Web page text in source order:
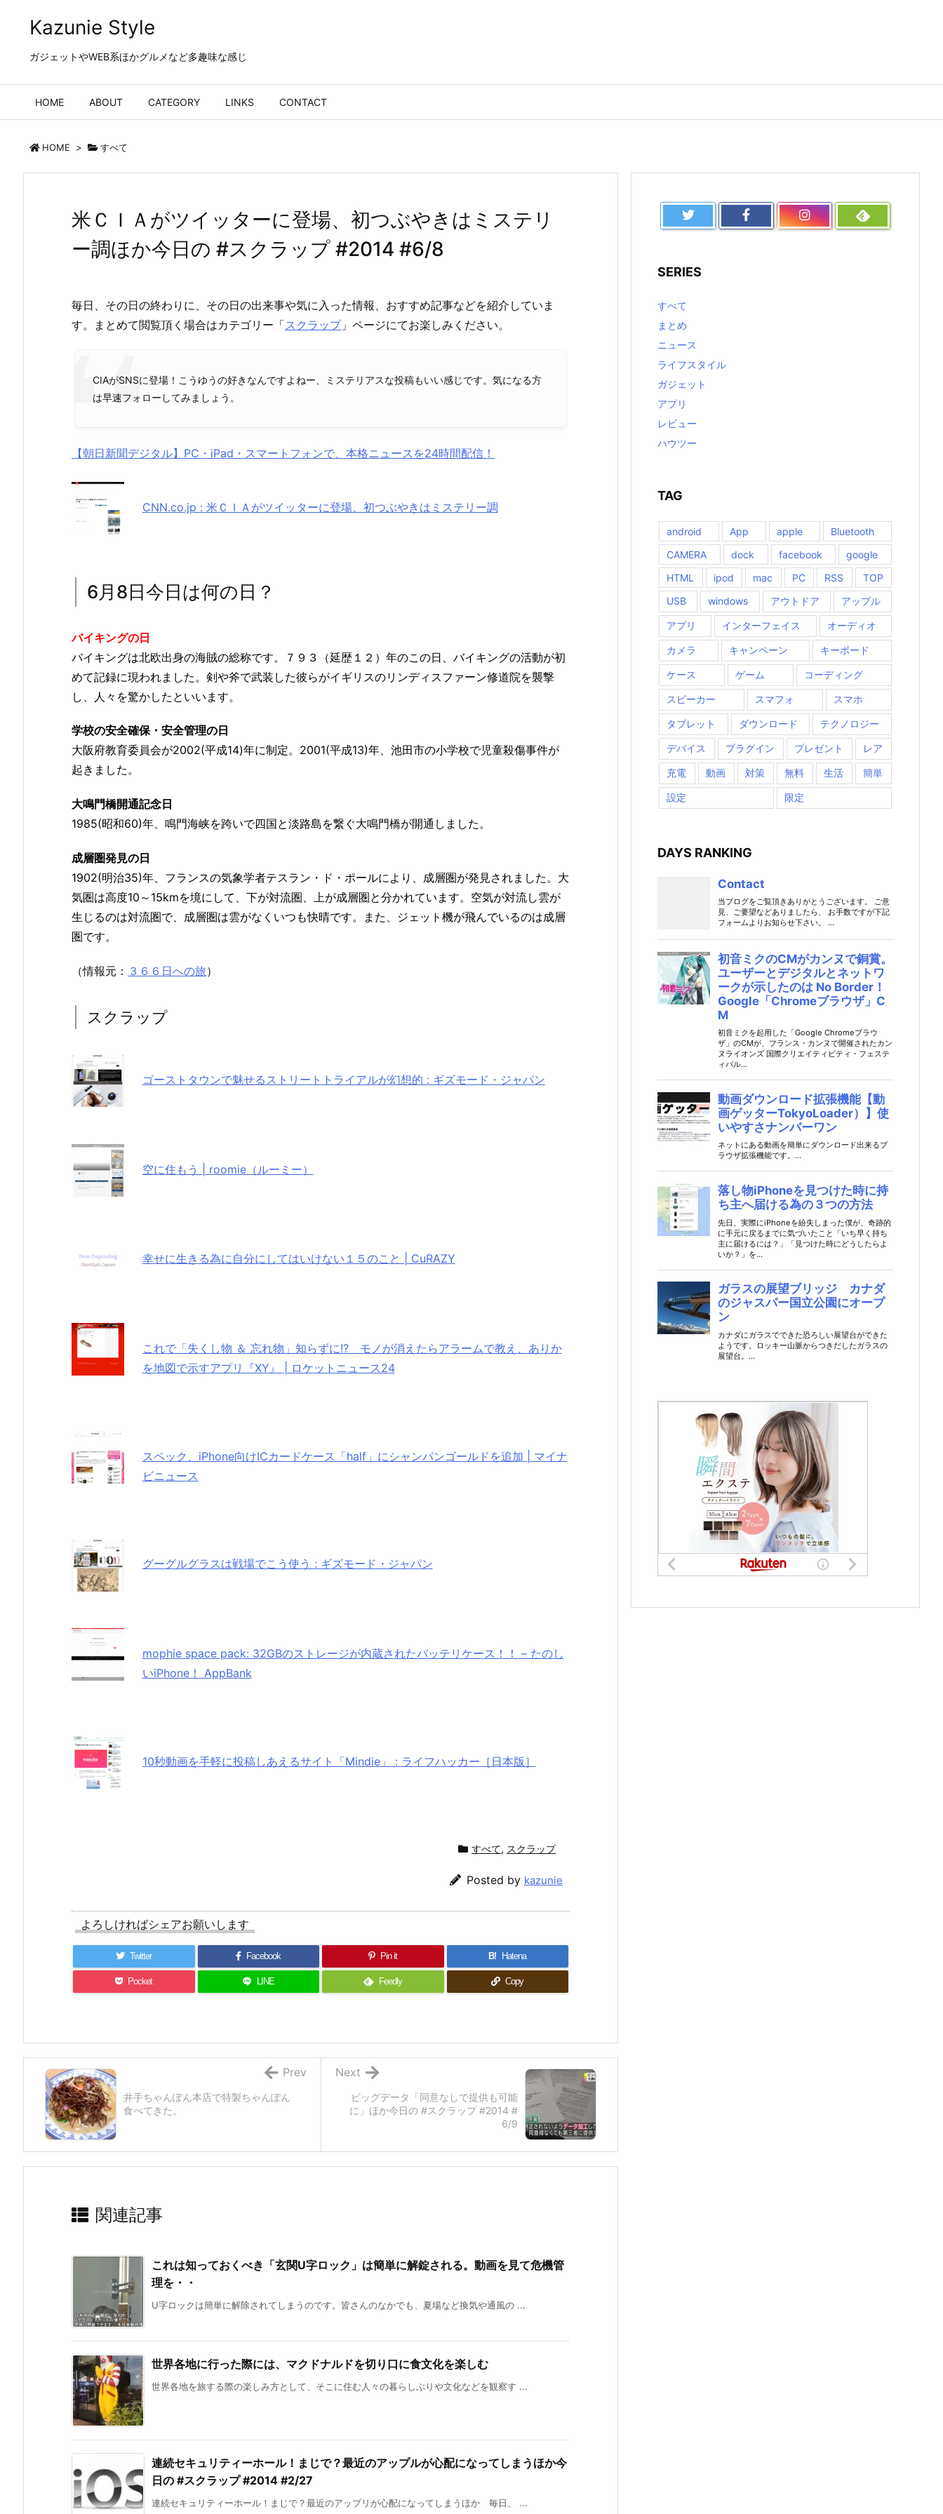
Kazunie Style
ガジェットやWEB系ほかグルメなど多趣味な感じ
HOME ABOUT CATEGORY LINKS CONTACT
HOME > すべて
米ＣＩＡがツイッターに登場、初つぶやきはミステリ
ー調ほか今日の #スクラップ #2014 #6/8
毎日、その日の終わりに、その日の出来事や気に入った情報、おすすめ記事などを紹介していま
す。まとめて閲覧頂く場合はカテゴリー「スクラップ」ページにてお楽しみください。
CIAがSNSに登場！こうゆうの好きなんですよねー、ミステリアスな投稿もいい感じです。気になる方
は早速フォローしてみましょう。
【朝日新聞デジタル】PC・iPad・スマートフォンで、本格ニュースを24時間配信！
CNN.co.jp : 米ＣＩＡがツイッターに登場、初つぶやきはミステリー調
6月8日今日は何の日？
バイキングの日
バイキングは北欧出身の海賊の総称です。７９３（延歴１２）年のこの日、バイキングの活動が初
めて記録に現われました。剣や斧で武装した彼らがイギリスのリンディスファーン修道院を襲撃
し、人々を驚かしたといいます。
学校の安全確保・安全管理の日
大阪府教育委員会が2002(平成14)年に制定。2001(平成13)年、池田市の小学校で児童殺傷事件が
起きました。
大鳴門橋開通記念日
1985(昭和60)年、鳴門海峡を跨いで四国と淡路島を繋ぐ大鳴門橋が開通しました。
成層圏発見の日
1902(明治35)年、フランスの気象学者テスラン・ド・ポールにより、成層圏が発見されました。大
気圏は高度10～15kmを境にして、下が対流圏、上が成層圏と分かれています。空気が対流し雲が
生じるのは対流圏で、成層圏は雲がなくいつも快晴です。また、ジェット機が飛んでいるのは成層
圏です。
（情報元： ３６６日への旅）
スクラップ
ゴーストタウンで魅せるストリートトライアルが幻想的 : ギズモード・ジャパン
空に住もう | roomie（ルーミー）
幸せに生きる為に自分にしてはいけない１５のこと | CuRAZY
これで「失くし物 ＆ 忘れ物」知らずに!? モノが消えたらアラームで教え、ありか
を地図で示すアプリ『XY』 | ロケットニュース24
スペック、iPhone向けICカードケース「half」にシャンパンゴールドを追加 | マイナ
ビニュース
グーグルグラスは戦場でこう使う : ギズモード・ジャパン
mophie space pack: 32GBのストレージが内蔵されたバッテリケース！！ – たのし
いiPhone！ AppBank
10秒動画を手軽に投稿しあえるサイト「Mindie」 : ライフハッカー［日本版］
すべて, スクラップ
Posted by kazunie
よろしければシェアお願いします
Twitter Facebook Pin it B! Hatena
Pocket LINE Feedly Copy
ビッグデータ「同意なしで提供も可能
に」ほか今日の #スクラップ #2014 #
6/9
Next
井手ちゃんぽん本店で特製ちゃんぽん
食べてきた。
Prev
関連記事
これは知っておくべき「玄関U字ロック」は簡単に解錠される。動画を見て危機管
理を・・
U字ロックは簡単に解除されてしまうのです。皆さんのなかでも、夏場など換気や通風の ...
世界各地に行った際には、マクドナルドを切り口に食文化を楽しむ
世界各地を旅する際の楽しみ方として、そこに住む人々の暮らしぶりや文化などを観察す ...
連続セキュリティーホール！まじで？最近のアップルが心配になってしまうほか今
日の #スクラップ #2014 #2/27
連続セキュリティーホール！まじで？最近のアップリが心配になってしまうほか 毎日、 ...
SERIES
すべて
まとめ
ニュース
ライフスタイル
ガジェット
アプリ
レビュー
ハウツー
TAG
android App apple
Bluetooth
CAMERA
dock facebook
google
HTML
ipod mac PC RSS
TOP
USB
windows アウトドア アップル
アプリ インターフェイス オーディオ
カメラ キャンペーン キーボード
ケース ゲーム コーディング
スピーカー スマフォ スマホ
タブレット ダウンロード テクノロジー
デバイス プラグイン プレゼント レア
充電 動画 対策 無料 生活 簡単
設定 限定
DAYS RANKING